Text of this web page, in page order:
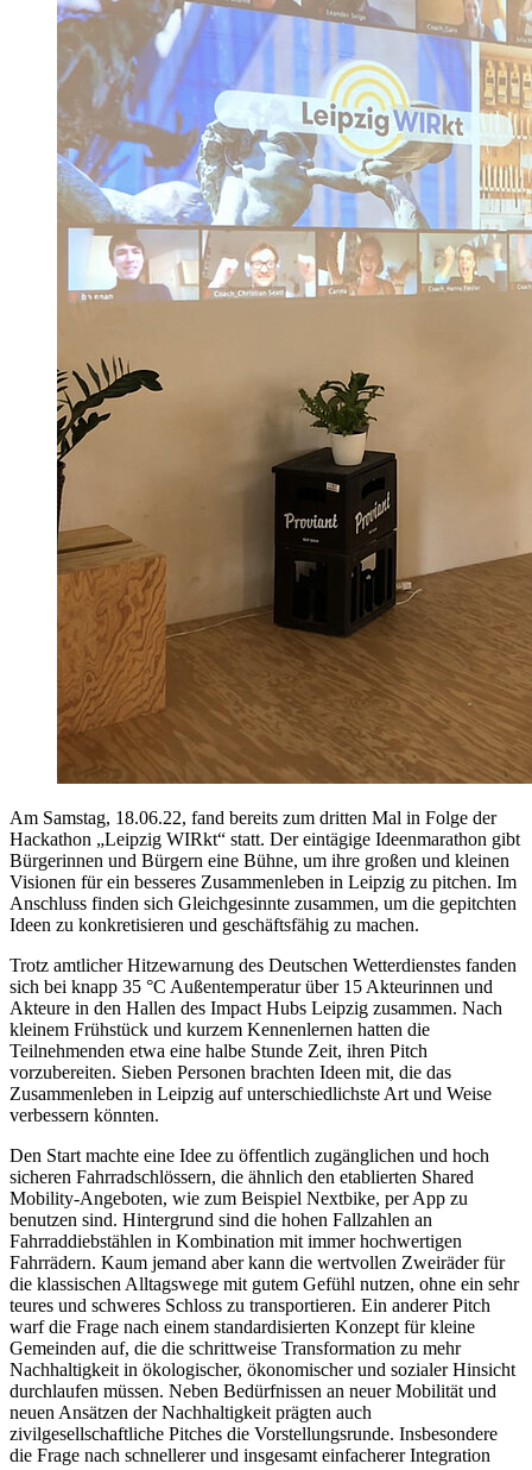
Am Samstag, 18.06.22, fand bereits zum dritten Mal in Folge der
Hackathon „Leipzig WIRkt“ statt. Der eintägige Ideenmarathon gibt
Bürgerinnen und Bürgern eine Bühne, um ihre großen und kleinen
Visionen für ein besseres Zusammenleben in Leipzig zu pitchen. Im
Anschluss finden sich Gleichgesinnte zusammen, um die gepitchten
Ideen zu konkretisieren und geschäftsfähig zu machen.
Trotz amtlicher Hitzewarnung des Deutschen Wetterdienstes fanden
sich bei knapp 35 °C Außentemperatur über 15 Akteurinnen und
Akteure in den Hallen des Impact Hubs Leipzig zusammen. Nach
kleinem Frühstück und kurzem Kennenlernen hatten die
Teilnehmenden etwa eine halbe Stunde Zeit, ihren Pitch
vorzubereiten. Sieben Personen brachten Ideen mit, die das
Zusammenleben in Leipzig auf unterschiedlichste Art und Weise
verbessern könnten.
Den Start machte eine Idee zu öffentlich zugänglichen und hoch
sicheren Fahrradschlössern, die ähnlich den etablierten Shared
Mobility-Angeboten, wie zum Beispiel Nextbike, per App zu
benutzen sind. Hintergrund sind die hohen Fallzahlen an
Fahrraddiebstählen in Kombination mit immer hochwertigen
Fahrrädern. Kaum jemand aber kann die wertvollen Zweiräder für
die klassischen Alltagswege mit gutem Gefühl nutzen, ohne ein sehr
teures und schweres Schloss zu transportieren. Ein anderer Pitch
warf die Frage nach einem standardisierten Konzept für kleine
Gemeinden auf, die die schrittweise Transformation zu mehr
Nachhaltigkeit in ökologischer, ökonomischer und sozialer Hinsicht
durchlaufen müssen. Neben Bedürfnissen an neuer Mobilität und
neuen Ansätzen der Nachhaltigkeit prägten auch
zivilgesellschaftliche Pitches die Vorstellungsrunde. Insbesondere
die Frage nach schnellerer und insgesamt einfacherer Integration